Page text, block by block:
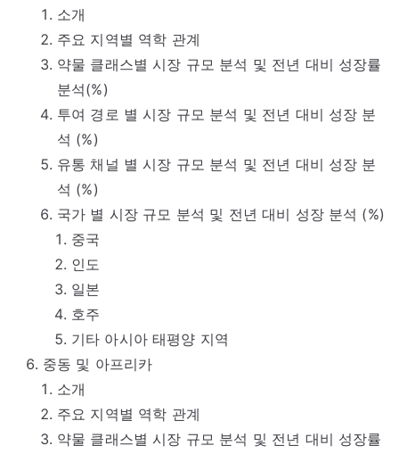
소개
주요 지역별 역학 관계
약물 클래스별 시장 규모 분석 및 전년 대비 성장률
분석(%)
투여 경로 별 시장 규모 분석 및 전년 대비 성장 분
석 (%)
유통 채널 별 시장 규모 분석 및 전년 대비 성장 분
석 (%)
국가 별 시장 규모 분석 및 전년 대비 성장 분석 (%)
중국
인도
일본
호주
기타 아시아 태평양 지역
중동 및 아프리카
소개
주요 지역별 역학 관계
약물 클래스별 시장 규모 분석 및 전년 대비 성장률